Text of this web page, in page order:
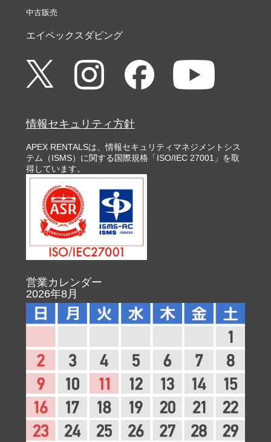
中古販売
エイペックスダビング
情報セキュリティ方針
APEX RENTALSは、情報セキュリティマネジメントシス
テム（ISMS）に関する国際規格「ISO/IEC 27001」を取
得しています。
営業カレンダー
2026年8月